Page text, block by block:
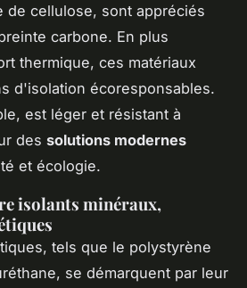
de cellulose, sont appréciés
carbone. En plus
thermique, ces matériaux
d'isolation écoresponsables.
est léger et résistant à
des solutions modernes
et écologie.
isolants minéraux,
tels que le polystyrène
se démarquent par leur